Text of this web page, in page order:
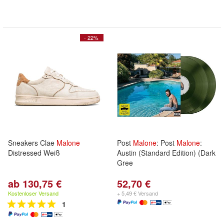
- 22%
Sneakers Clae Malone
Distressed Weiß
ab 130,75 €
Kostenloser Versand
1
Post Malone: Post Malone:
Austin (Standard Edition) (Dark
Gree
52,70 €
+ 5,49 € Versand